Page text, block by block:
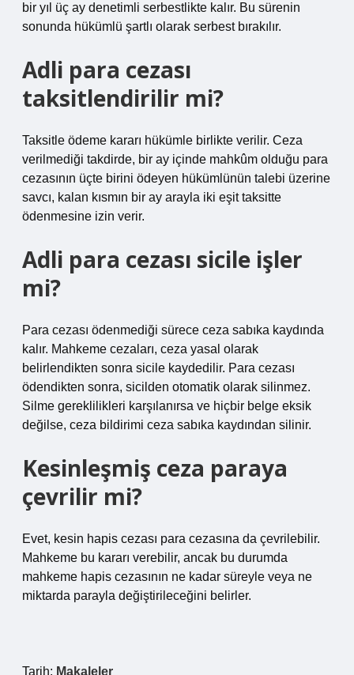
bir yıl üç ay denetimli serbestlikte kalır. Bu sürenin
sonunda hükümlü şartlı olarak serbest bırakılır.
Adli para cezası
taksitlendirilir mi?
Taksitle ödeme kararı hükümle birlikte verilir. Ceza
verilmediği takdirde, bir ay içinde mahkûm olduğu para
cezasının üçte birini ödeyen hükümlünün talebi üzerine
savcı, kalan kısmın bir ay arayla iki eşit taksitte
ödenmesine izin verir.
Adli para cezası sicile işler
mi?
Para cezası ödenmediği sürece ceza sabıka kaydında
kalır. Mahkeme cezaları, ceza yasal olarak
belirlendikten sonra sicile kaydedilir. Para cezası
ödendikten sonra, sicilden otomatik olarak silinmez.
Silme gereklilikleri karşılanırsa ve hiçbir belge eksik
değilse, ceza bildirimi ceza sabıka kaydından silinir.
Kesinleşmiş ceza paraya
çevrilir mi?
Evet, kesin hapis cezası para cezasına da çevrilebilir.
Mahkeme bu kararı verebilir, ancak bu durumda
mahkeme hapis cezasının ne kadar süreyle veya ne
miktarda parayla değiştirileceğini belirler.
Tarih: Makaleler